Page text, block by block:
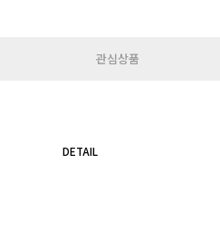
관심상품
DETAIL